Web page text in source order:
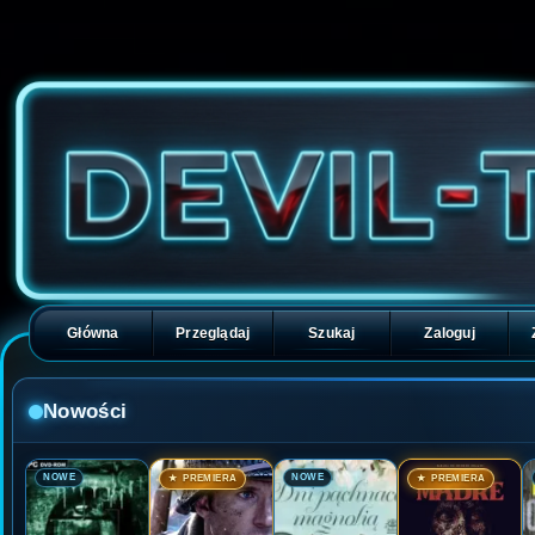
Główna Przeglądaj Szukaj Zaloguj
Nowości
🎬NOWE 🎬★ PREMIERA 🎬NOWE 🎬★ PREMIERA